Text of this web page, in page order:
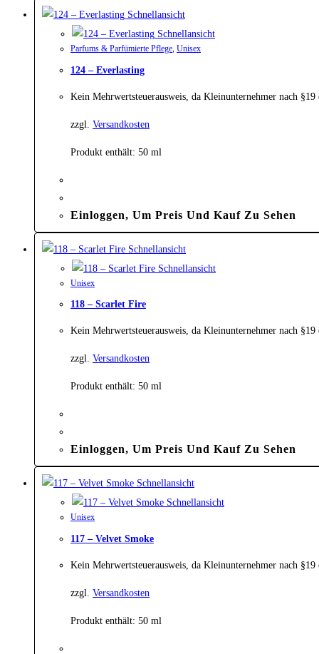
Schnellansicht
Schnellansicht
Parfums & Parfümierte Pflege, Unisex
124 – Everlasting
Kein Mehrwertsteuerausweis, da Kleinunternehmer nach
zzgl. Versandkosten
Produkt enthält: 50 ml
Einloggen, Um Preis Und Kauf Zu Sehen
Schnellansicht
Schnellansicht
Unisex
118 – Scarlet Fire
Kein Mehrwertsteuerausweis, da Kleinunternehmer nach
zzgl. Versandkosten
Produkt enthält: 50 ml
Einloggen, Um Preis Und Kauf Zu Sehen
Schnellansicht
Schnellansicht
Unisex
117 – Velvet Smoke
Kein Mehrwertsteuerausweis, da Kleinunternehmer nach
zzgl. Versandkosten
Produkt enthält: 50 ml